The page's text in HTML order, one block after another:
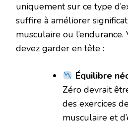
uniquement sur ce type
suffire à améliorer
musculaire ou l’endurance.
devez garder en tête :
Équilibre
Zéro devrait
des exercices
musculaire et